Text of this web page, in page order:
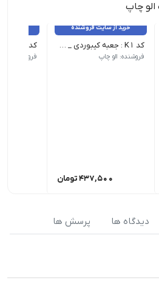
چاپ
خرید از سایت فروشنده
کد K1 : جعبه کیبوردی _ 25 عدد
فروشنده: الو چاپ
437,500تومان
فروشنده: الو
دیدگاه ها پرسش ها